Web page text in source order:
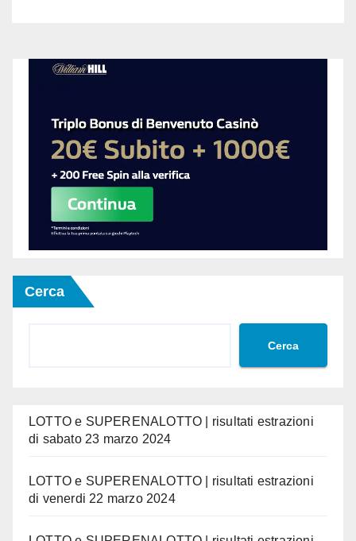
Cerca
Cerca
LOTTO e SUPERENALOTTO | risultati estrazioni
di sabato 23 marzo 2024
LOTTO e SUPERENALOTTO | risultati estrazioni
di venerdi 22 marzo 2024